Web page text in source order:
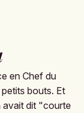
en Chef du
bouts. Et
avait dit "courte